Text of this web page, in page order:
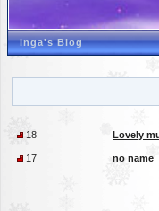
inga's Blog
18 Lovely
17 no name